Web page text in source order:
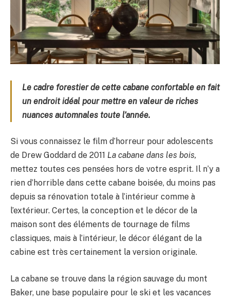
Le cadre forestier de cette cabane confortable en fait
un endroit idéal pour mettre en valeur de riches
nuances automnales toute l’année.
Si vous connaissez le film d’horreur pour adolescents
de Drew Goddard de 2011 La cabane dans les bois,
mettez toutes ces pensées hors de votre esprit. Il n’y a
rien d’horrible dans cette cabane boisée, du moins pas
depuis sa rénovation totale à l’intérieur comme à
l’extérieur. Certes, la conception et le décor de la
maison sont des éléments de tournage de films
classiques, mais à l’intérieur, le décor élégant de la
cabine est très certainement la version originale.
La cabane se trouve dans la région sauvage du mont
Baker, une base populaire pour le ski et les vacances